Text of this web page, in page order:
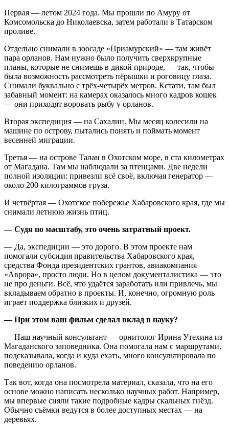
Первая — летом 2024 года. Мы прошли по Амуру от
Комсомольска до Николаевска, затем работали в Татарском
проливе.
Отдельно снимали в зоосаде «Приамурский» — там живёт
пара орланов. Нам нужно было получить сверхкрупные
планы, которые не снимешь в дикой природе, — так, чтобы
была возможность рассмотреть пёрышки и роговицу глаза.
Снимали буквально с трёх‑четырёх метров. Кстати, там был
забавный момент: на камерах оказалось много кадров кошек
— они приходят воровать рыбу у орланов.
Вторая экспедиция — на Сахалин. Мы месяц колесили на
машине по острову, пытались понять и поймать момент
весенней миграции.
Третья — на острове Талан в Охотском море, в ста километрах
от Магадана. Там мы наблюдали за птенцами. Две недели
полной изоляции: привезли всё своё, включая генератор —
около 200 килограммов груза.
И четвёртая — Охотское побережье Хабаровского края, где мы
снимали летнюю жизнь птиц.
— Судя по масштабу, это очень затратный проект.
— Да, экспедиции — это дорого. В этом проекте нам
помогали субсидия правительства Хабаровского края,
средства Фонда президентских грантов, авиакомпания
«Аврора», просто люди. Но в целом документалистика — это
не про деньги. Всё, что удаётся заработать или привлечь, мы
вкладываем обратно в проекты. И, конечно, огромную роль
играет поддержка близких и друзей.
— При этом ваш фильм сделал вклад в науку?
— Наш научный консультант — орнитолог Ирина Утехина из
Магаданского заповедника. Она помогала нам с маршрутами,
подсказывала, когда и куда ехать, много консультировала по
поведению орланов.
Так вот, когда она посмотрела материал, сказала, что на его
основе можно написать несколько научных работ. Например,
мы впервые сняли такие подробные кадры скальных гнёзд.
Обычно съёмки ведутся в более доступных местах — на
деревьях.